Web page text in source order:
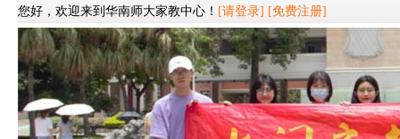
您好，欢迎来到华南师大家教中心！ [请登录] [免费注册]